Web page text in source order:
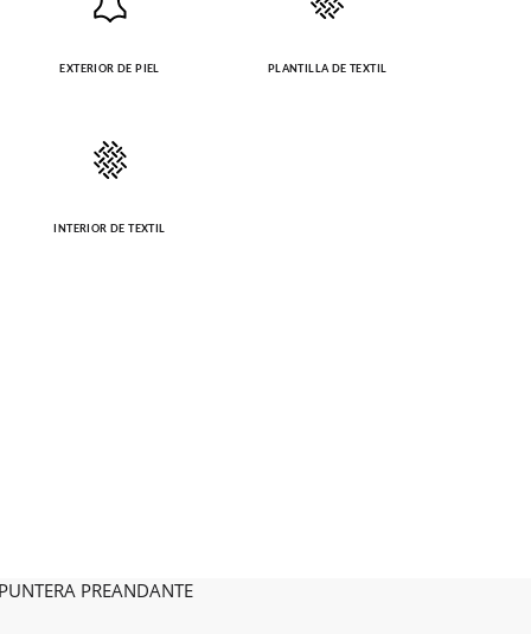
EXTERIOR DE PIEL PLANTILLA DE TEXTIL
INTERIOR DE TEXTIL